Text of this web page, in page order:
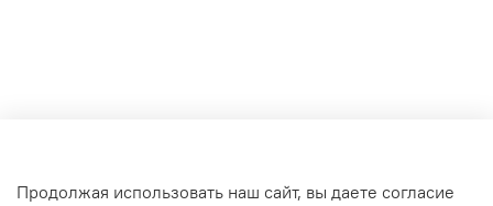
Продолжая использовать наш сайт, вы даете согласие